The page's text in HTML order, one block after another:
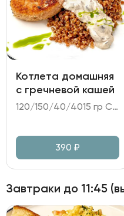
Котлета домашняя
с гречневой кашей
120/150/40/4015 гр Состав: - котлета из говядины и свинины; - каша гречневая; - огурцы битые; - соус грибной на сливках; - зелень, масло сливочное, масло укропное.
390 ₽
Завтраки до 11:45